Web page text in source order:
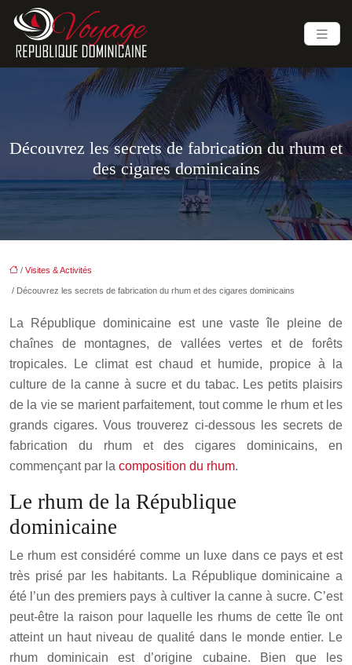
Découvrez les secrets de fabrication du rhum et
des cigares dominicains
/ Visites & Activités
/ Découvrez les secrets de fabrication du rhum et des cigares dominicains
La République dominicaine est une vaste île pleine de
chaînes de montagnes, de vallées vertes et de forêts
tropicales. Le climat est chaud et humide, propice à la
culture de la canne à sucre et du tabac. Les petits plaisirs
de la vie se marient parfaitement, tout comme le rhum et les
grands cigares. Vous trouverez ci-dessous les secrets de
fabrication du rhum et des cigares dominicains, en
commençant par la composition du rhum.
Le rhum de la République
dominicaine
Le rhum est considéré comme un luxe dans ce pays et est
très prisé par les habitants. La République dominicaine a
été l’un des premiers pays à cultiver la canne à sucre. C’est
peut-être la raison pour laquelle les rhums de cette île ont
atteint un haut niveau de qualité dans le monde entier. Le
rhum dominicain est d’origine cubaine. Bien que les